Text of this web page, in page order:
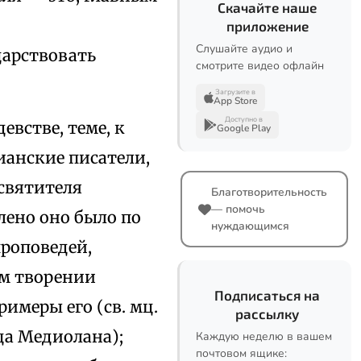
теме, к
писатели,
оно было по
творении
его (св. мц.
Медиолана);
Скачайте наше
приложение
Слушайте аудио и
смотрите видео офлайн
Загрузите в
App Store
Доступно в
Google Play
Благотворительность
— помочь
нуждающимся
Подписаться на
рассылку
Каждую неделю в вашем
почтовом ящике: